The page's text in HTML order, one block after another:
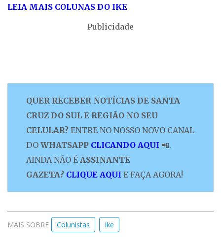
LEIA MAIS COLUNAS DO IKE
Publicidade
QUER RECEBER NOTÍCIAS DE SANTA
CRUZ DO SUL E REGIÃO NO SEU
CELULAR? ENTRE NO NOSSO NOVO CANAL
DO WHATSAPP CLICANDO AQUI 📲.
AINDA NÃO É ASSINANTE
GAZETA? CLIQUE AQUI E FAÇA AGORA!
MAIS SOBRE Colunistas Ike